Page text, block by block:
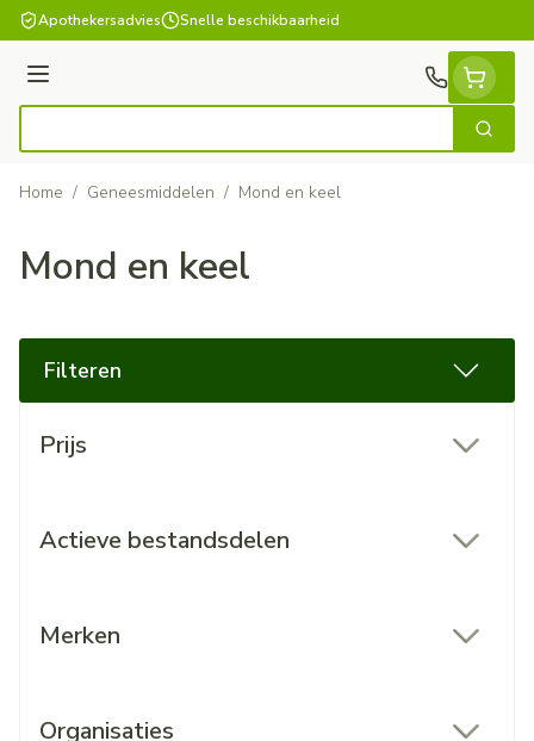
Ga naar de inhoud
Apothekersadvies Snelle beschikbaarheid
Menu
Zoek
Home / Geneesmiddelen / Mond en keel
Mond en keel
Filteren
Prijs
Actieve bestandsdelen
Merken
Organisaties